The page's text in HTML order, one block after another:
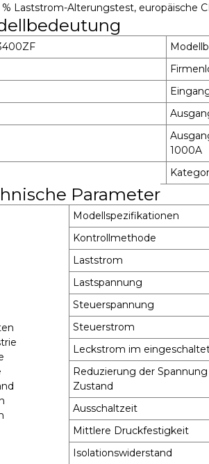
% Laststrom-Alterungstest, europäische
1000A
Parameter
Modellspezifikationen
Kontrollmethode
Laststrom
Lastspannung
Steuerspannung
Steuerstrom
Leckstrom im
Reduzierung der
Zustand
Ausschaltzeit
Mittlere Druckfestigkeit
Isolationswiderstand